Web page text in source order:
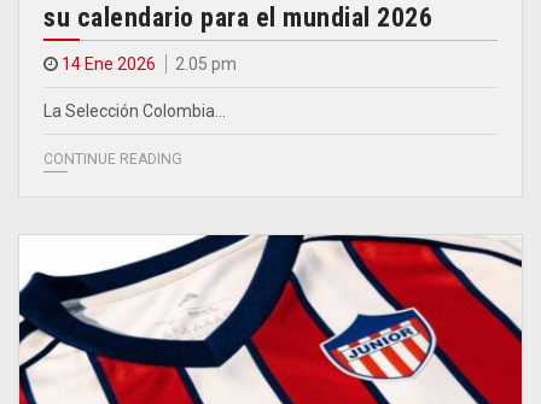
su calendario para el mundial 2026
14 Ene 2026 2.05 pm
La Selección Colombia…
CONTINUE READING